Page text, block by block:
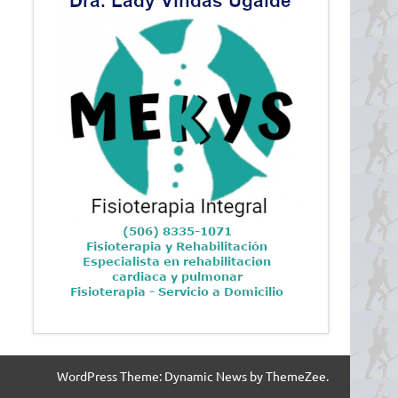
WordPress Theme: Dynamic News by ThemeZee.